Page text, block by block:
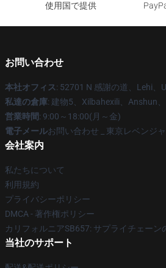
使用国で提供
お問い合わせ
本社オフィス: 52701 N 感謝の道、Lehi、
私達の倉庫: 建物5、Xilbahexili、Anshun
営業時間: 9:00～18:00(月～金)
電子メールお問い合わせ _ 東京レベンジ
会社案内
私たちについて
利用規約
プライバシーポリシー
DMCA - 著作権ポリシー
カリフォルニアSB657: サプライチェーン
当社のサポート